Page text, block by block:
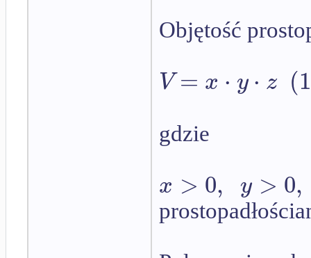
Objętość
V = x ⋅ y⋅ z (1
gdzie
x > 0, y > 0,